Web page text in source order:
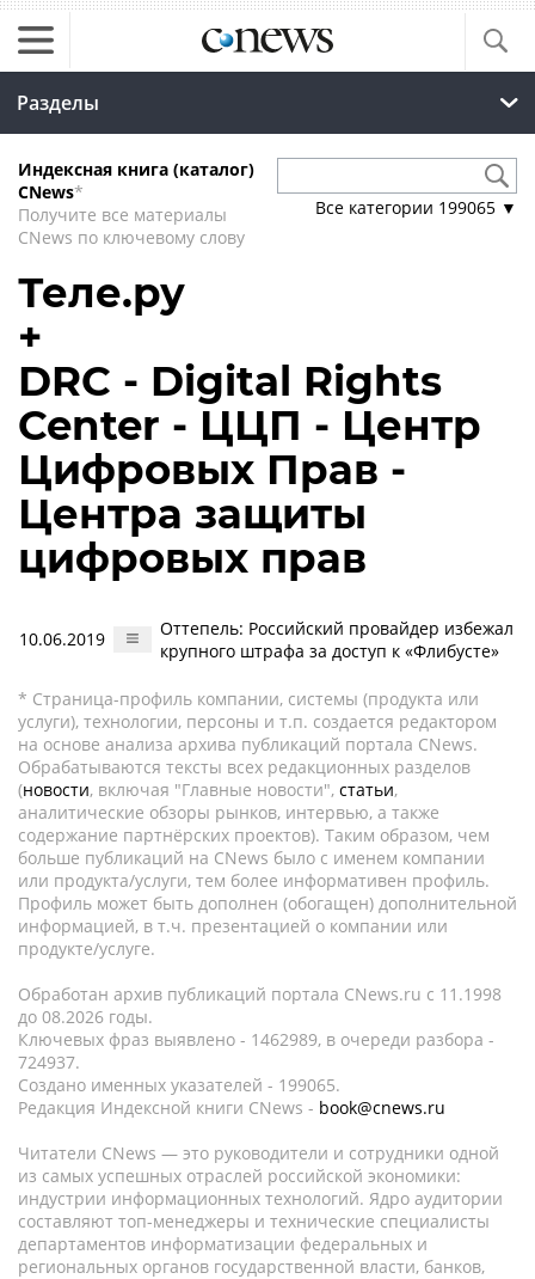
Разделы
Индексная книга (каталог)
CNews*
Получите все материалы
CNews по ключевому слову
Все категории 199065 ▼
Теле.ру
+
DRC - Digital Rights
Center - ЦЦП - Центр
Цифровых Прав -
Центра защиты
цифровых прав
10.06.2019
Оттепель: Российский провайдер избежал
крупного штрафа за доступ к «Флибусте»
* Страница-профиль компании, системы (продукта или
услуги), технологии, персоны и т.п. создается редактором
на основе анализа архива публикаций портала CNews.
Обрабатываются тексты всех редакционных разделов
(новости, включая "Главные новости", статьи,
аналитические обзоры рынков, интервью, а также
содержание партнёрских проектов). Таким образом, чем
больше публикаций на CNews было с именем компании
или продукта/услуги, тем более информативен профиль.
Профиль может быть дополнен (обогащен) дополнительной
информацией, в т.ч. презентацией о компании или
продукте/услуге.
Обработан архив публикаций портала CNews.ru c 11.1998
до 08.2026 годы.
Ключевых фраз выявлено - 1462989, в очереди разбора -
724937.
Создано именных указателей - 199065.
Редакция Индексной книги CNews - book@cnews.ru
Читатели CNews — это руководители и сотрудники одной
из самых успешных отраслей российской экономики:
индустрии информационных технологий. Ядро аудитории
составляют топ-менеджеры и технические специалисты
департаментов информатизации федеральных и
региональных органов государственной власти, банков,